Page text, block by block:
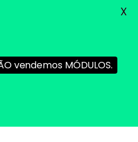
vendemos MÓDULOS.
X